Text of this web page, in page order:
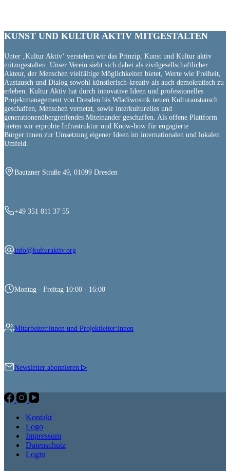
KUNST UND KULTUR AKTIV MITGESTALTEN
Unter ‚Kultur Aktiv‘ verstehen wir das Prinzip, Kunst und Kultur aktiv
mitzugestalten. Unser Verein sieht sich dabei als zivilgesellschaftlicher
Akteur, der Menschen vielfältige Möglichkeiten bietet, Werte wie Freiheit,
Austausch und Dialog sowohl künstlerisch-kreativ als auch demokratisch zu
erleben. Kultur Aktiv hat durch innovative Ideen und professionelles
Projektmanagement von Dresden bis Wladiwostok neuen Kulturaustausch
geschaffen, Menschen vernetzt, sowie interkulturelles und
generationenübergreifendes Miteinander geschaffen. Als offene Plattform
bieten wir erprobte Infrastruktur und Know-how für engagierte
Bürger:innen zur Umsetzung eigener Ideen im internationalen und lokalen
Umfeld.
Bautzner Straße 49, 01099 Dresden
+49 351 811 37 55
info@kulturaktiv.org
Montag - Freitag 10:00 - 16:00
Mitarbeiter:innen und Projektleiter:innen
Newsletter abonnieren ▷
Kontakt
Logo
Impressum
Datenschutz
Login